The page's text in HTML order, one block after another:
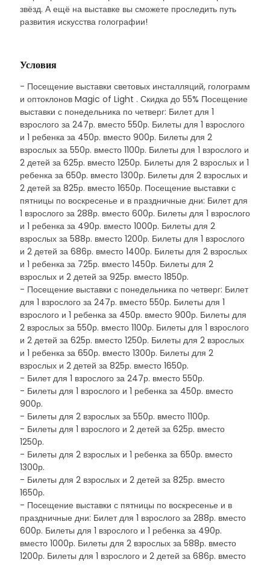
звёзд. А ещё на выставке вы сможете проследить путь
развития искусства голографии!
Условия
- Посещение выставки световых инсталляций, голограмм
и оптоклонов Magic of Light . Скидка до 55% Посещение
выставки с понедельника по четверг: Билет для 1
взрослого за 247р. вместо 550р. Билеты для 1 взрослого
и 1 ребенка за 450р. вместо 900р. Билеты для 2
взрослых за 550р. вместо 1100р. Билеты для 1 взрослого и
2 детей за 625р. вместо 1250р. Билеты для 2 взрослых и 1
ребенка за 650р. вместо 1300р. Билеты для 2 взрослых и
2 детей за 825р. вместо 1650р. Посещение выставки с
пятницы по воскресенье и в праздничные дни: Билет для
1 взрослого за 288р. вместо 600р. Билеты для 1 взрослого
и 1 ребенка за 490р. вместо 1000р. Билеты для 2
взрослых за 588р. вместо 1200р. Билеты для 1 взрослого
и 2 детей за 686р. вместо 1400р. Билеты для 2 взрослых
и 1 ребенка за 725р. вместо 1450р. Билеты для 2
взрослых и 2 детей за 925р. вместо 1850р.
- Посещение выставки с понедельника по четверг: Билет
для 1 взрослого за 247р. вместо 550р. Билеты для 1
взрослого и 1 ребенка за 450р. вместо 900р. Билеты для
2 взрослых за 550р. вместо 1100р. Билеты для 1 взрослого
и 2 детей за 625р. вместо 1250р. Билеты для 2 взрослых
и 1 ребенка за 650р. вместо 1300р. Билеты для 2
взрослых и 2 детей за 825р. вместо 1650р.
- Билет для 1 взрослого за 247р. вместо 550р.
- Билеты для 1 взрослого и 1 ребенка за 450р. вместо
900р.
- Билеты для 2 взрослых за 550р. вместо 1100р.
- Билеты для 1 взрослого и 2 детей за 625р. вместо
1250р.
- Билеты для 2 взрослых и 1 ребенка за 650р. вместо
1300р.
- Билеты для 2 взрослых и 2 детей за 825р. вместо
1650р.
- Посещение выставки с пятницы по воскресенье и в
праздничные дни: Билет для 1 взрослого за 288р. вместо
600р. Билеты для 1 взрослого и 1 ребенка за 490р.
вместо 1000р. Билеты для 2 взрослых за 588р. вместо
1200р. Билеты для 1 взрослого и 2 детей за 686р. вместо